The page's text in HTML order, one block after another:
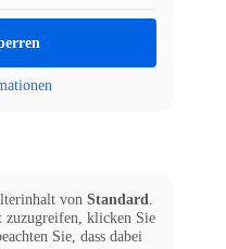
von Standard.
zuzugreifen, klicken Sie
Sie, dass dabei